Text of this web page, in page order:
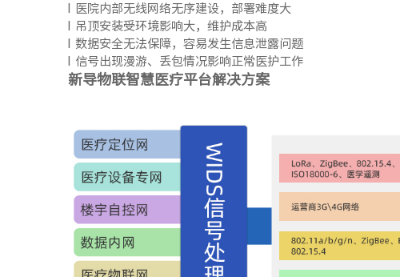
l 医院内部无线网络无序建设，部署难度大
l 吊顶安装受环境影响大，维护成本高
l 数据安全无法保障，容易发生信息泄露问题
l 信号出现漫游、丢包情况影响正常医护工作
新导物联智慧医疗平台解决方案